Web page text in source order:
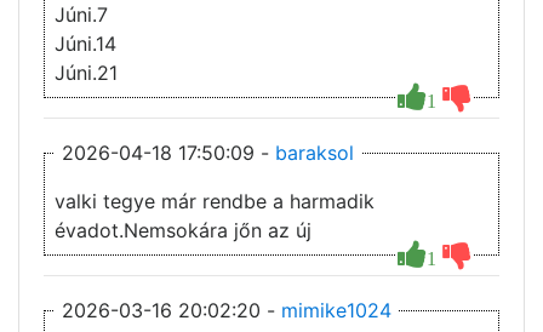
1
Júni.7
Júni.14
Júni.21
2026-04-18 17:50:09 - baraksol
1
valki tegye már rendbe a harmadik
évadot.Nemsokára jőn az új
2026-03-16 20:02:20 - mimike1024